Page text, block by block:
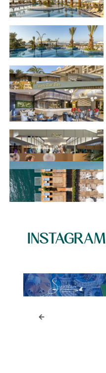
INSTAGRAM